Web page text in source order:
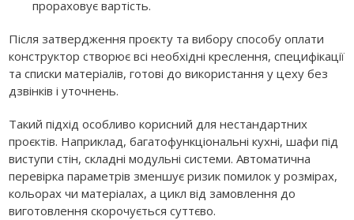
прораховує вартість.
Після затвердження проєкту та вибору способу оплати
конструктор створює всі необхідні креслення, специфікації
та списки матеріалів, готові до використання у цеху без
дзвінків і уточнень.
Такий підхід особливо корисний для нестандартних
проєктів. Наприклад, багатофункціональні кухні, шафи під
виступи стін, складні модульні системи. Автоматична
перевірка параметрів зменшує ризик помилок у розмірах,
кольорах чи матеріалах, а цикл від замовлення до
виготовлення скорочується суттєво.